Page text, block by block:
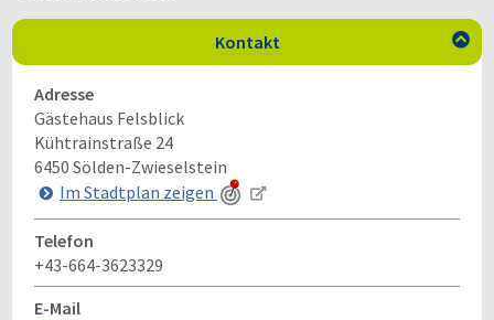
Kontakt 
Adresse
Gästehaus Felsblick
Kühtrainstraße 24
6450 Sölden-Zwieselstein
Im Stadtplan zeigen
Telefon
+43-664-3623329
E-Mail